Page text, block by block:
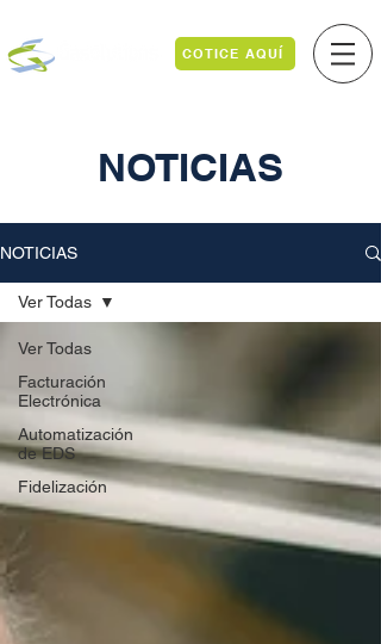
COTICE AQUÍ
NOTICIAS
NOTICIAS
Ver Todas
Facturación
Electrónica
Automatización
de EDS
Fidelización
Ver Todas